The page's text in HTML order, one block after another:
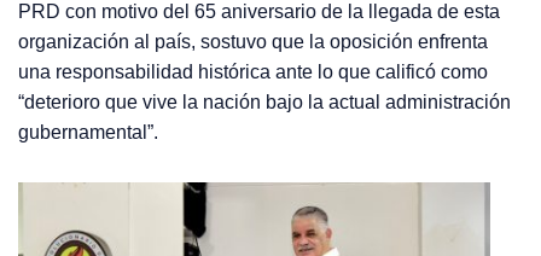
PRD con motivo del 65 aniversario de la llegada de esta
organización al país, sostuvo que la oposición enfrenta
una responsabilidad histórica ante lo que calificó como
“deterioro que vive la nación bajo la actual administración
gubernamental”.